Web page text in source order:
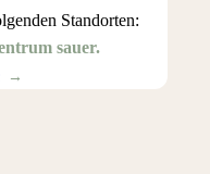
Standorten:
sauer.
→